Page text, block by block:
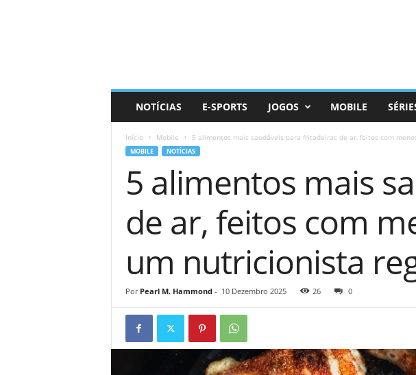
NOTÍCIAS E-SPORTS JOGOS MOBILE
Início Mobile 5 alimentos mais saudáveis ​​para fritadeiras de ar, feitos com
MOBILE NOTÍCIAS
5 alimentos mais
de ar, feitos com
um nutricionista
Por Pearl M. Hammond- 10 Dezembro 2025 26 0